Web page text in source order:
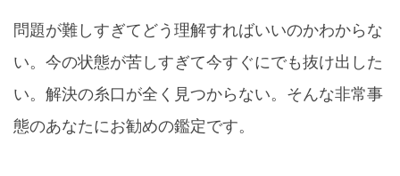
問題が難しすぎてどう理解すればいいのかわからな
い。今の状態が苦しすぎて今すぐにでも抜け出した
い。解決の糸口が全く見つからない。そんな非常事
態のあなたにお勧めの鑑定です。